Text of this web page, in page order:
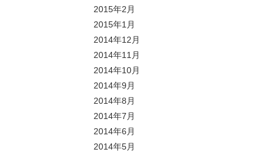
2015年2月
2015年1月
2014年12月
2014年11月
2014年10月
2014年9月
2014年8月
2014年7月
2014年6月
2014年5月